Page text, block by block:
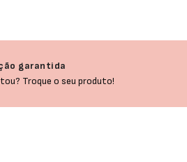
garantida
Troque o seu produto!